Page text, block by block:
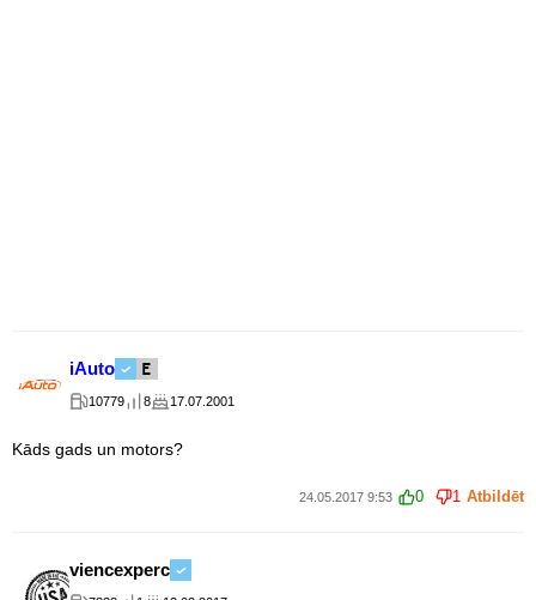
iAuto
10779 8 17.07.2001
Kāds gads un motors?
24.05.2017 9:53 0 1 Atbildēt
viencexperc